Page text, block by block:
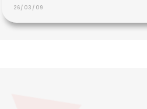
26/03/09